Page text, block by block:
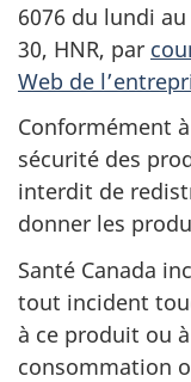
6076 du lundi
30, HNR, par
Web de
Conformément
sécurité des
interdit de
donner les
Santé Canada
tout incident
à ce produit ou
consommation